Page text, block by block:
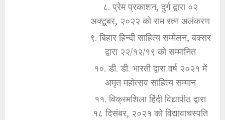
८. प्रेम प्रकाशन, दुर्ग द्वारा ०२
अक्टूबर, २०२२ को राम रत्न अलंकरण
९. बिहार हिन्दी साहित्य सम्मेलन, बक्सर
द्वारा २२/१२/१९ को सम्मानित
१०. डी. डी. भारती द्वारा वर्ष २०२१ में
अमृत महोत्सव साहित्य सम्मान
११. विक्रमशिला हिंदी विद्यापीठ द्वारा
१८ दिसंबर, २०२१ को विद्यावाचस्पति